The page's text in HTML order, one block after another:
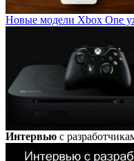
Новые модели Xbox One
Интервью с